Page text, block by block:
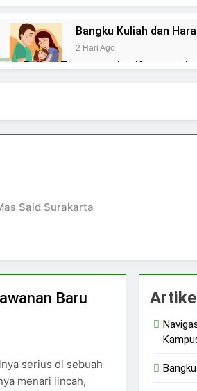
Bangku Kuliah dan
2 Hari Ago
Pujian, Tuntutan, dan
Flexing di Media Sosial
Said Surakarta
Baru
serius di sebuah
menari lincah,